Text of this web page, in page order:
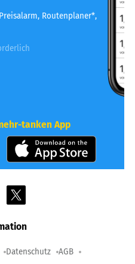
Routenplaner*,
tanken App
Datenschutz AGB